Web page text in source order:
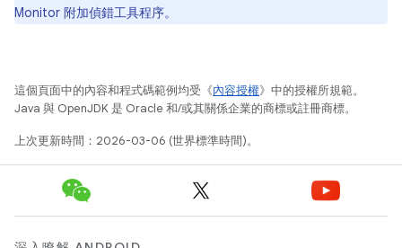
Monitor 附加偵錯工具程序。
這個頁面中的內容和程式碼範例均受《內容授權》中的授權所規範。
Java 與 OpenJDK 是 Oracle 和/或其關係企業的商標或註冊商標。
上次更新時間：2026-03-06 (世界標準時間)。